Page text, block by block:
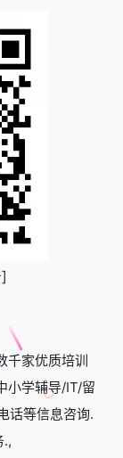
千家优质培训
小学辅导/IT/留
话等信息咨询.
.,